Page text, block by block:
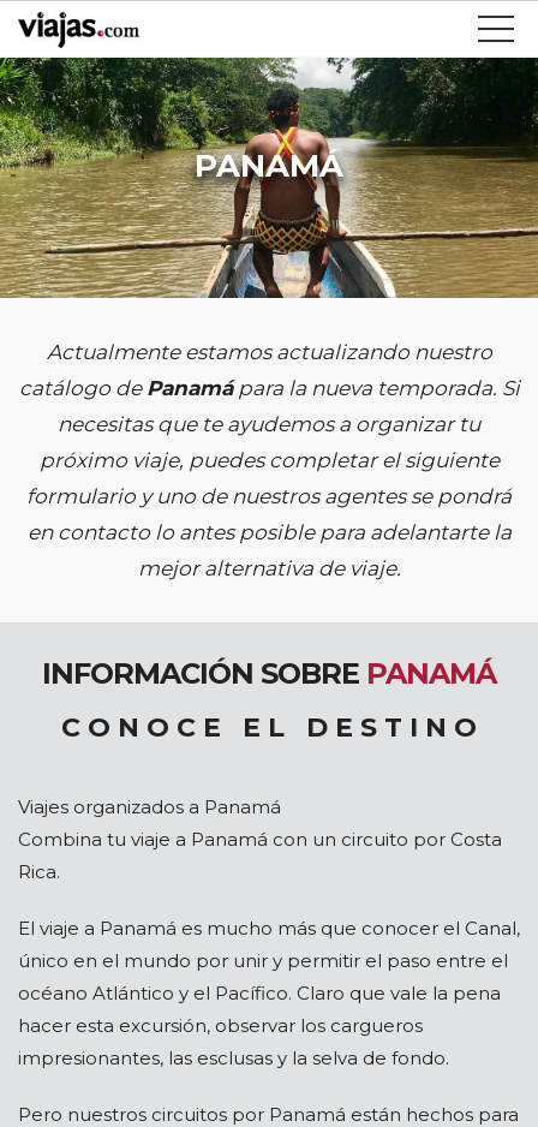
PANAMÁ
Actualmente estamos actualizando nuestro
catálogo de Panamápara la nueva temporada. Si
necesitas que te ayudemos a organizar tu
próximo viaje, puedes completar el siguiente
formulario y uno de nuestros agentes se pondrá
en contacto lo antes posible para adelantarte la
mejor alternativa de viaje.
INFORMACIÓN SOBRE PANAMÁ
C O N O C E E L D E S T I N O
Viajes organizados a Panamá
Combina tu viaje a Panamá con un circuito por Costa
Rica.
El viaje a Panamá es mucho más que conocer el Canal,
único en el mundo por unir y permitir el paso entre el
océano Atlántico y el Pacífico. Claro que vale la pena
hacer esta excursión, observar los cargueros
impresionantes, las esclusas y la selva de fondo.
Pero nuestros circuitos por Panamá están hechos para